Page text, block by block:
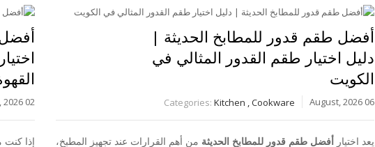
أفضل طقم قدور للمطابخ الحديثة |
دليل اختيار طقم القدور المثالي في
الكويت
06 August, 2026
Categories: Kitchen ,Cookware
يعد اختيار أفضل طقم قدور للمطابخ الحديثة من أهم القرارات عند تجهيز المطبخ،
02 August, 2026
إذا كنت